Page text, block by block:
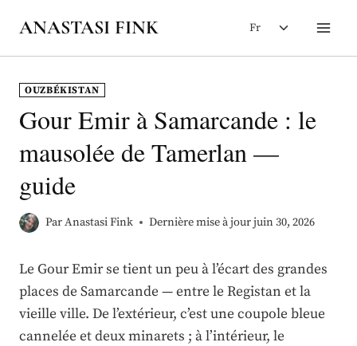
contenu
ANASTASI FINK Fr
Ouvrir/
menu
OUZBÉKISTAN
Gour Emir à Samarcande : le
mausolée de Tamerlan —
guide
ParAnastasi Fink Dernière mise à jourjuin 30, 2026
Le Gour Emir se tient un peu à l’écart des grandes
places de Samarcande — entre le Registan et la
vieille ville. De l’extérieur, c’est une coupole bleue
cannelée et deux minarets ; à l’intérieur, le